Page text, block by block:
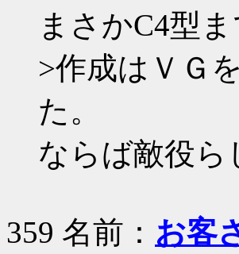
まさかC4型
>作成はＶＧ
た。
ならば敵役ら
359 名前： お客